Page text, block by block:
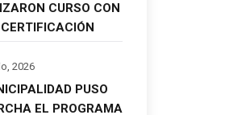
CURSO CON
2026
PUSO
EL PROGRAMA